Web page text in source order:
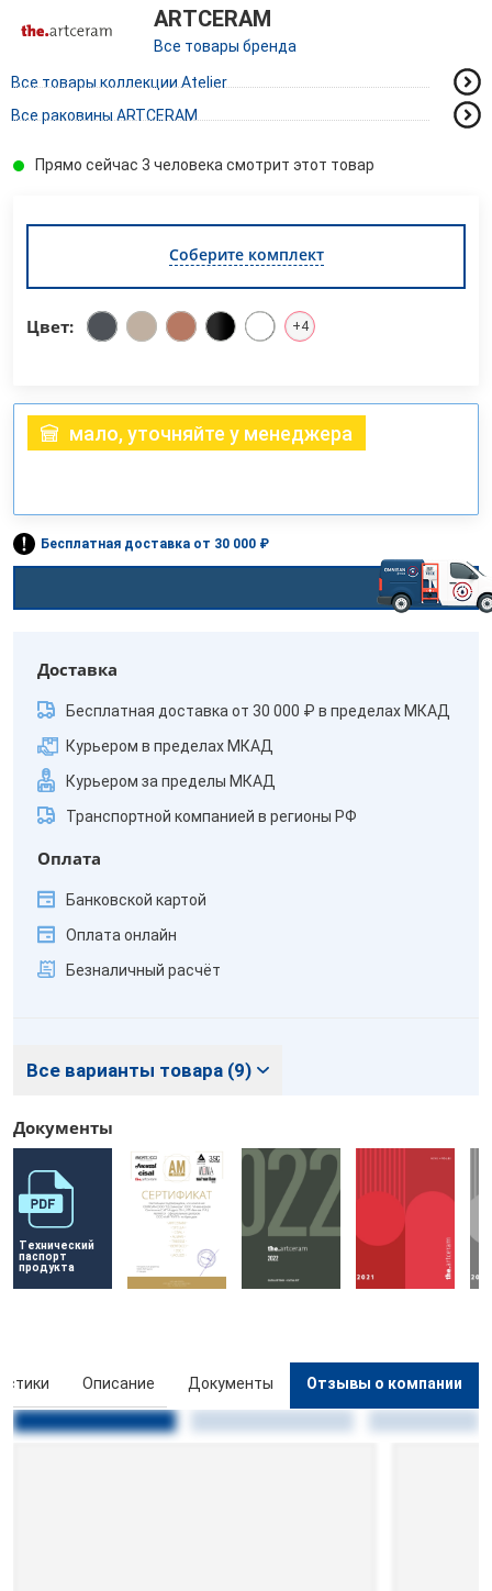
ARTCERAM
Все товары бренда
Все товары коллекции Atelier
Все раковины ARTCERAM
Прямо сейчас 3 человека смотрит этот товар
Соберите комплект
Цвет: +4
мало, уточняйте у менеджера
Бесплатная доставка от 30 000 ₽
Доставка
Бесплатная доставка от 30 000 ₽ в пределах МКАД
Курьером в пределах МКАД
Курьером за пределы МКАД
Транспортной компанией в регионы РФ
Оплата
Банковской картой
Оплата онлайн
Безналичный расчёт
Все варианты товара (9)
Документы
Технический
паспорт
продукта
Описание Документы Отзывы о компании